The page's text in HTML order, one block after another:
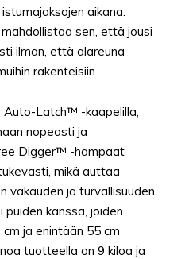
aikana.
sen, että jousi
ilman, että alareuna
rakenteisiin.
Auto-Latch™ -kaapelilla,
nopeasti ja
Digger™ -hampaat
mikä auttaa
vakauden ja turvallisuuden.
kanssa, joiden
ja enintään 55 cm
tuotteella on 9 kiloa ja